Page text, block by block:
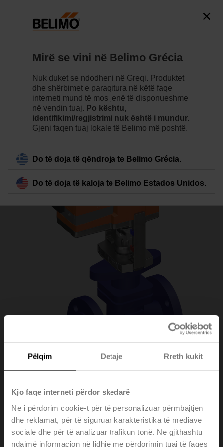
Pëlqim Detaje Rreth kukit
Kjo faqe interneti përdor skedarë
Ne i përdorim cookie-t për të personalizuar përmbajtjen
dhe reklamat, për të siguruar karakteristika të mediave
sociale dhe për të analizuar trafikun tonë. Ne gjithashtu
ndajmë informacion në lidhje me përdorimin tuaj të faqes
H6032X10-S2/LVC24A-SZ-TPC
Learn more
Back to product category
H6032X10-
S2/LVC24A-SZ-TPC
Mirë se vini në Belimo Grécia
Nuk duket se ndodheni në Greqi. Produktet
dhe shërbimet e paraqitura në këtë faqe
interneti mund të mos jenë të disponueshme
në vendin tuaj. Po kështu,
identifikimi/regjistrimi nuk është i mundur.
Gjeni faqen tuaj lokale të Belimo më poshtë.
Do të doja të qëndroja te Belimo Grécia.
Do të doja të kaloja te Belimo Estados Unidos.